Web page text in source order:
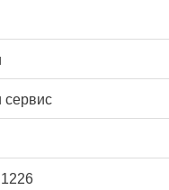
сервис